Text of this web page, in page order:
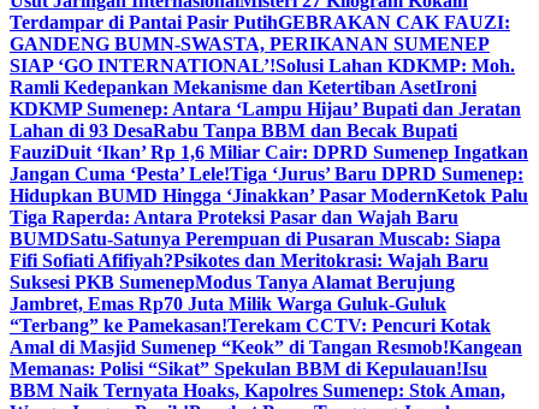
Terdampar di Pantai Pasir PutihGEBRAKAN CAK FAUZI:
GANDENG BUMN-SWASTA, PERIKANAN SUMENEP
SIAP ‘GO INTERNATIONAL’!Solusi Lahan KDKMP: Moh.
Ramli Kedepankan Mekanisme dan Ketertiban AsetIroni
KDKMP Sumenep: Antara ‘Lampu Hijau’ Bupati dan Jeratan
Lahan di 93 DesaRabu Tanpa BBM dan Becak Bupati
FauziDuit ‘Ikan’ Rp 1,6 Miliar Cair: DPRD Sumenep Ingatkan
Jangan Cuma ‘Pesta’ Lele!Tiga ‘Jurus’ Baru DPRD Sumenep:
Hidupkan BUMD Hingga ‘Jinakkan’ Pasar ModernKetok Palu
Tiga Raperda: Antara Proteksi Pasar dan Wajah Baru
BUMDSatu-Satunya Perempuan di Pusaran Muscab: Siapa
Fifi Sofiati Afifiyah?Psikotes dan Meritokrasi: Wajah Baru
Suksesi PKB SumenepModus Tanya Alamat Berujung
Jambret, Emas Rp70 Juta Milik Warga Guluk-Guluk
“Terbang” ke Pamekasan!Terekam CCTV: Pencuri Kotak
Amal di Masjid Sumenep “Keok” di Tangan Resmob!Kangean
Memanas: Polisi “Sikat” Spekulan BBM di Kepulauan!Isu
BBM Naik Ternyata Hoaks, Kapolres Sumenep: Stok Aman,